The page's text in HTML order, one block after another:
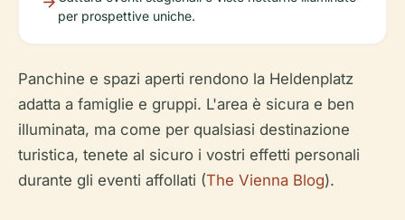
per prospettive uniche.
Panchine e spazi aperti rendono la Heldenplatz
adatta a famiglie e gruppi. L'area è sicura e ben
illuminata, ma come per qualsiasi destinazione
turistica, tenete al sicuro i vostri effetti personali
durante gli eventi affollati (The Vienna Blog).